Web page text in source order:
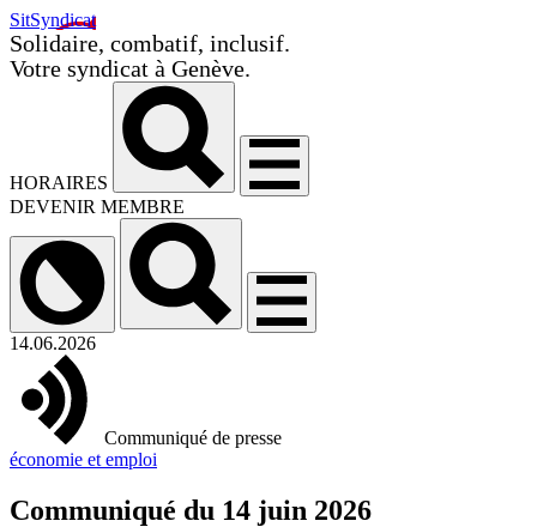
SitSyndicat
Solidaire, combatif, inclusif.
Votre syndicat à Genève.
HORAIRES
DEVENIR MEMBRE
14.06.2026
Communiqué de presse
économie et emploi
Communiqué du 14 juin 2026